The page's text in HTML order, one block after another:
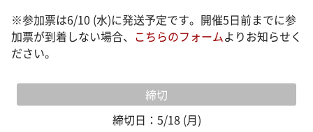
※参加票は6/10 (水)に発送予定です。開催5日前までに参
加票が到着しない場合、 こちらのフォームよりお知らせく
ださい。
締切
締切日：5/18 (月)